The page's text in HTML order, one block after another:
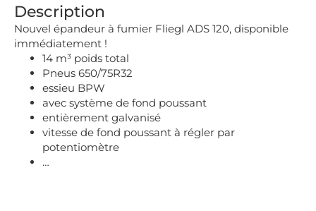
Description
Nouvel épandeur à fumier Fliegl ADS 120, disponible
immédiatement !
14 m³ poids total
Pneus 650/75R32
essieu BPW
avec système de fond poussant
entièrement galvanisé
vitesse de fond poussant à régler par
potentiomètre
…